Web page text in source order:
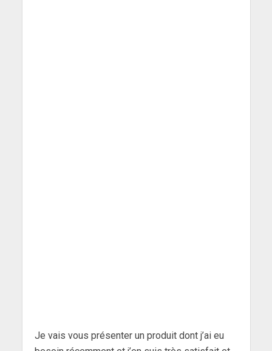
Je vais vous présenter un produit dont j’ai eu